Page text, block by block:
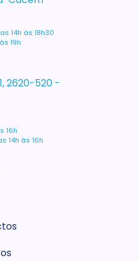
14h às 18h30
19h
2620-520 -
16h
14h às 16h